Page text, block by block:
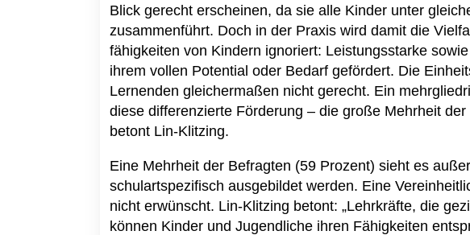
Blick gerecht erscheinen, da sie alle Kinder unter
zusammenführt. Doch in der Praxis wird damit die
fähigkeiten von Kindern ignoriert: Leistungsstarke
ihrem vollen Potential oder Bedarf gefördert. Die
Lernenden gleichermaßen nicht gerecht. Ein
diese differenzierte Förderung – die große Mehrheit
betont Lin-Klitzing.
Eine Mehrheit der Befragten (59 Prozent) sieht es
schulartspezifisch ausgebildet werden. Eine
nicht erwünscht. Lin-Klitzing betont: „Lehrkräfte, die
können Kinder und Jugendliche ihren Fähigkeiten